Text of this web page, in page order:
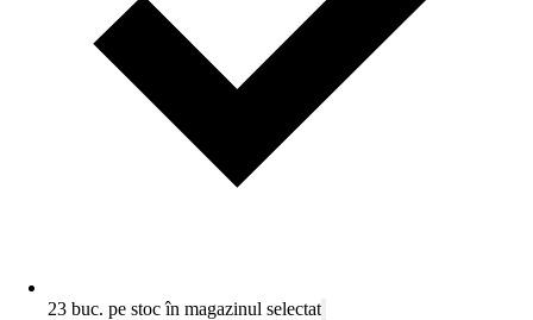
23 buc. pe stoc în magazinul selectat